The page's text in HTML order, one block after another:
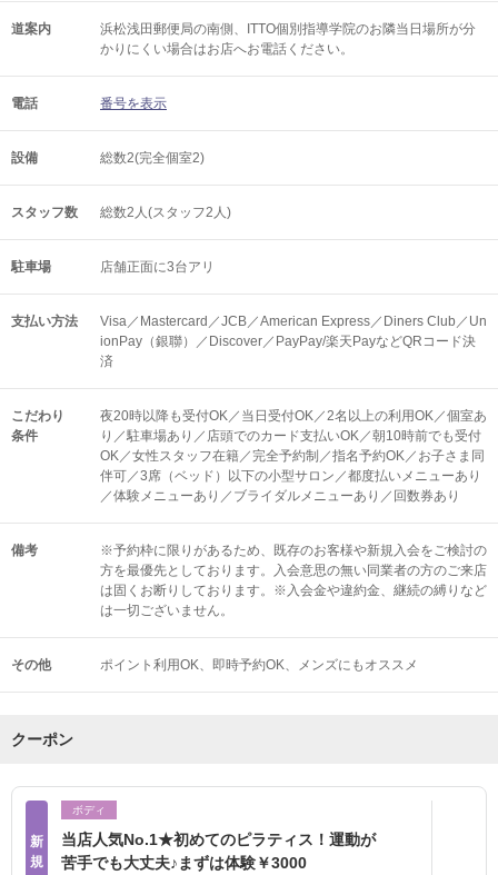
道案内
浜松浅田郵便局の南側、ITTO個別指導学院のお隣当日場所が分
かりにくい場合はお店へお電話ください。
電話 番号を表示
設備 総数2(完全個室2)
スタッフ数 総数2人(スタッフ2人)
駐車場 店舗正面に3台アリ
支払い方法
Visa／Mastercard／JCB／American Express／Diners Club／Un
ionPay（銀聯）／Discover／PayPay/楽天PayなどQRコード決
済
こだわり
条件
夜20時以降も受付OK／当日受付OK／2名以上の利用OK／個室あ
り／駐車場あり／店頭でのカード支払いOK／朝10時前でも受付
OK／女性スタッフ在籍／完全予約制／指名予約OK／お子さま同
伴可／3席（ベッド）以下の小型サロン／都度払いメニューあり
／体験メニューあり／ブライダルメニューあり／回数券あり
備考
※予約枠に限りがあるため、既存のお客様や新規入会をご検討の
方を最優先としております。入会意思の無い同業者の方のご来店
は固くお断りしております。※入会金や違約金、継続の縛りなど
は一切ございません。
その他 ポイント利用OK 即時予約OK メンズにもオススメ
クーポン
新
規
ボディ
当店人気No.1★初めてのピラティス！運動が
苦手でも大丈夫♪まずは体験￥3000